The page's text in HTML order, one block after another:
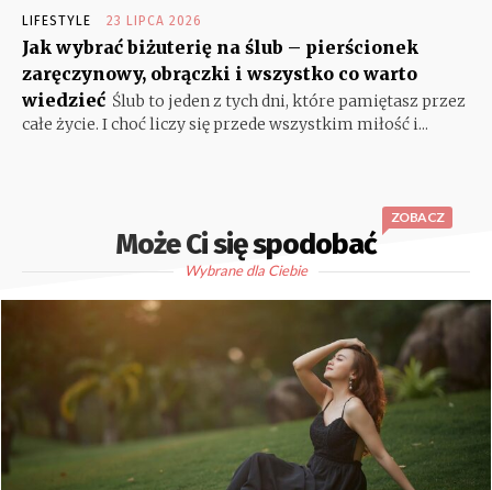
LIFESTYLE 23 LIPCA 2026
Jak wybrać biżuterię na ślub – pierścionek
zaręczynowy, obrączki i wszystko co warto
wiedzieć Ślub to jeden z tych dni, które pamiętasz przez
całe życie. I choć liczy się przede wszystkim miłość i...
Może Ci się spodobać
ZOBACZ
Wybrane dla Ciebie